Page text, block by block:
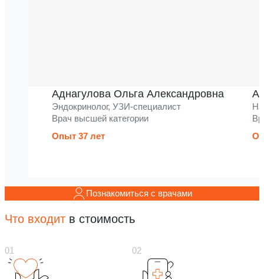
Аднагулова Ольга Александровна
Эндокринолог, УЗИ-специалист
Врач высшей категории
Опыт 37 лет
Познакомиться с врачами
Что входит в стоимость